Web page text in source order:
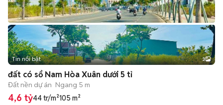
Tin nổi bật 3
đất có sổ Nam Hòa Xuân dưới 5 tỉ
Đất nền dự án Ngang 5 m
4,6 tỷ44 tr/m²105 m²